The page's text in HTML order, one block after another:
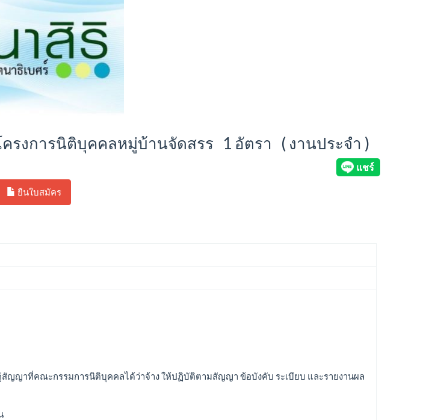
งการนิติบุคคลหมู่บ้านจัดสรร 1 อัตรา ( งานประจำ )
ยืนใบสมัคร
ญญาที่คณะกรรมการนิติบุคคลได้ว่าจ้าง ให้ปฏิบัติตามสัญญา ข้อบังคับ ระเบียบ และรายงานผล